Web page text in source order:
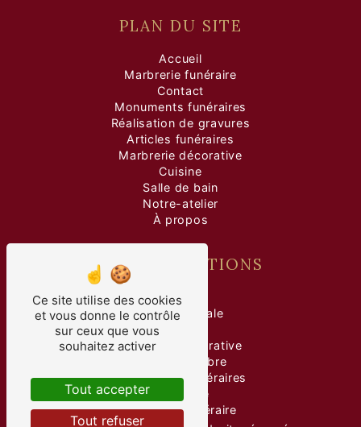
PLAN DU SITE
Accueil
Marbrerie funéraire
Contact
Monuments funéraires
Réalisation de gravures
Articles funéraires
Marbrerie décorative
Cuisine
Salle de bain
Notre-atelier
À propos
NOS PRESTATIONS
marbre
pierre tombale
gravure
marbrerie décorative
taille de marbre
monuments funéraires
marbrerie
marbrerie funéraire
Ce site utilise des cookies
et vous donne le contrôle
sur ceux que vous
souhaitez activer
Tout accepter
Tout refuser